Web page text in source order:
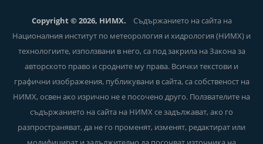
Copyright © 2026, НИМХ. Съдържанието на сайта на
Националния институт по метеорология и хидрология (НИМХ) и
технологиите, използвани в него, са под закрила на Закона за
авторското право и сродните му права. Всички текстови и
графични изображения, публикувани в сайта, са собственост на
НИМХ, освен ако изрично не е посочено друго. Ползвателите на
съдържанието на сайта на НИМХ се задължават, ако го
разпространяват, да не го променят, изменят, редактират или